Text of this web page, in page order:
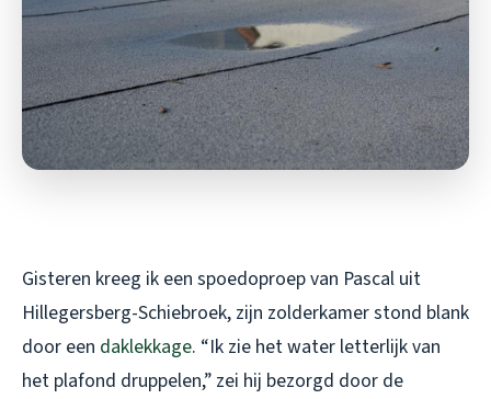
Gisteren kreeg ik een spoedoproep van Pascal uit
Hillegersberg-Schiebroek, zijn zolderkamer stond blank
door een daklekkage. “Ik zie het water letterlijk van
het plafond druppelen,” zei hij bezorgd door de